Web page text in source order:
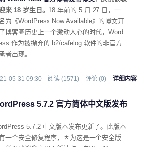
来 18 岁生日。 18 年前的 5 月 27 日，一
为《WordPress Now Available》的博文开
博客圈历史上一个激动人心的时代，Word
作为被抛弃的 b2/cafelog 软件的非官方
者出现。
05-31 09:30 阅读 (1571) 评论 (0) 详细内容
5.7.2 官方简体中文版发布
5.7.2 中文版本发布更新了。此版本
一个安全修复程序，因为这是一个安全版